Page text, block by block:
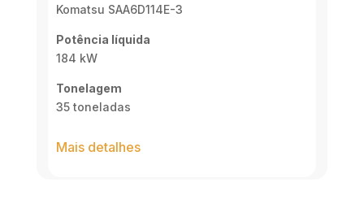
Komatsu SAA6D114E-3
Potência líquida
184 kW
Tonelagem
35 toneladas
Mais detalhes